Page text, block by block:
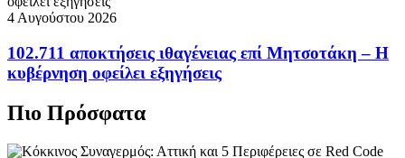
4 Αυγούστου 2026
102.711 αποκτήσεις ιθαγένειας επί Μητσοτάκη – Η
κυβέρνηση οφείλει εξηγήσεις
Πιο Πρόσφατα